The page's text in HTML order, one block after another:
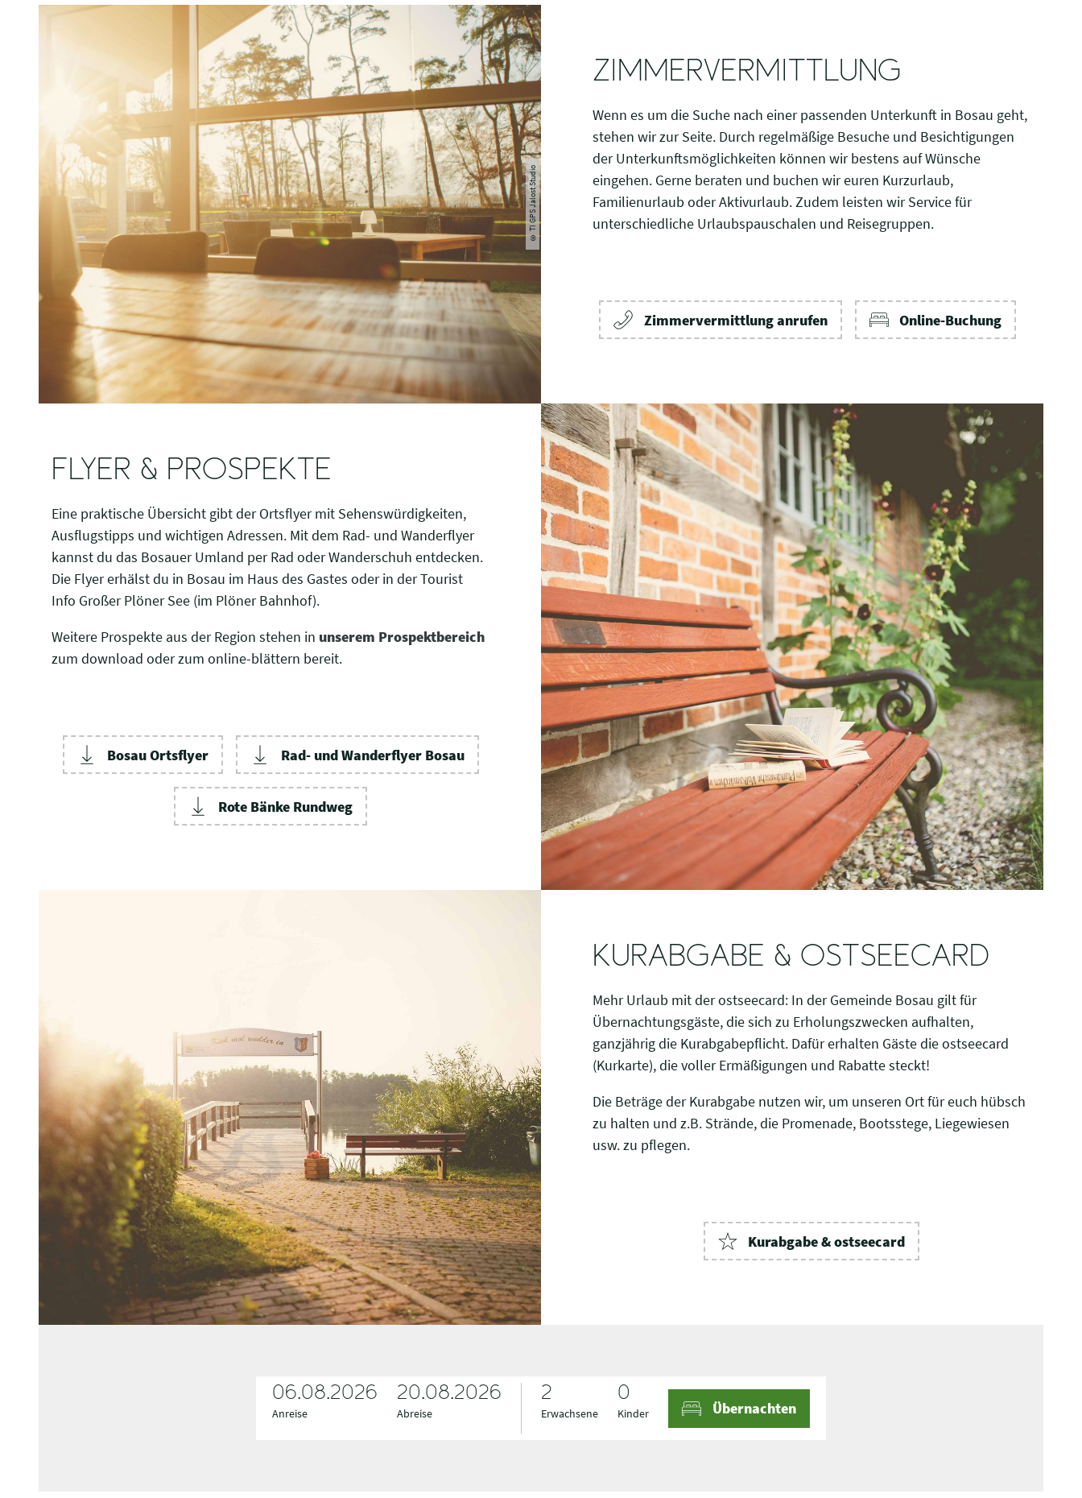
© TI GPS Jalost Studio
ZIMMERVERMITTLUNG
Wenn es um die Suche nach einer passenden Unterkunft in Bosau geht,
stehen wir zur Seite. Durch regelmäßige Besuche und Besichtigungen
der Unterkunftsmöglichkeiten können wir bestens auf Wünsche
eingehen. Gerne beraten und buchen wir euren Kurzurlaub,
Familienurlaub oder Aktivurlaub. Zudem leisten wir Service für
unterschiedliche Urlaubspauschalen und Reisegruppen.
Zimmervermittlung anrufen Online-Buchung
FLYER & PROSPEKTE
Eine praktische Übersicht gibt der Ortsflyer mit Sehenswürdigkeiten,
Ausflugstipps und wichtigen Adressen. Mit dem Rad- und Wanderflyer
kannst du das Bosauer Umland per Rad oder Wanderschuh entdecken.
Die Flyer erhälst du in Bosau im Haus des Gastes oder in der Tourist
Info Großer Plöner See (im Plöner Bahnhof).
Weitere Prospekte aus der Region stehen in unserem Prospektbereich
zum download oder zum online-blättern bereit.
Bosau Ortsflyer Rad- und Wanderflyer Bosau
Rote Bänke Rundweg
KURABGABE & OSTSEECARD
Mehr Urlaub mit der ostseecard: In der Gemeinde Bosau gilt für
Übernachtungsgäste, die sich zu Erholungszwecken aufhalten,
ganzjährig die Kurabgabepflicht. Dafür erhalten Gäste die ostseecard
(Kurkarte), die voller Ermäßigungen und Rabatte steckt!
Die Beträge der Kurabgabe nutzen wir, um unseren Ort für euch hübsch
zu halten und z.B. Strände, die Promenade, Bootsstege, Liegewiesen
usw. zu pflegen.
Kurabgabe & ostseecard
Anreise
06.08.2026
Abreise
20.08.2026
Erwachsene Kinder Übernachten